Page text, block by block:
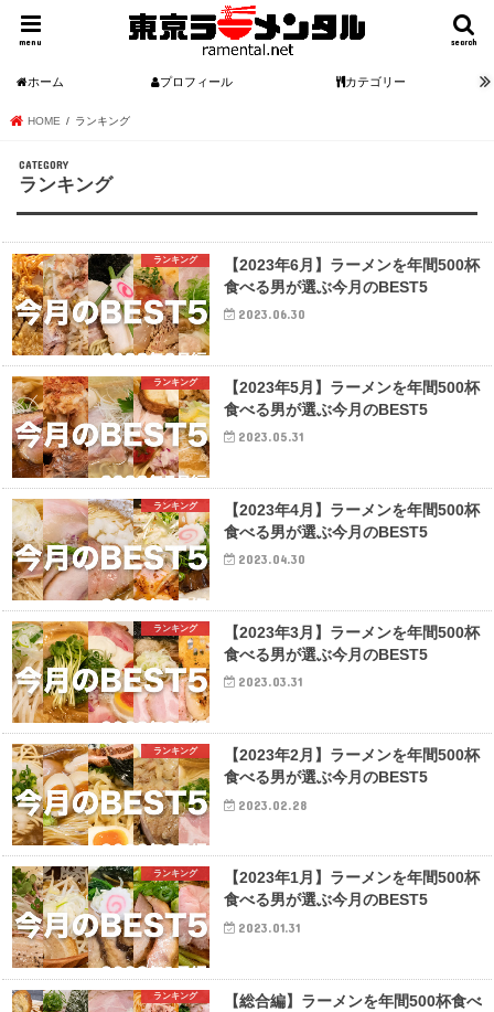
search
menu
ホーム プロフィール カテゴリー
HOME ランキング
ランキング
ランキング
【2023年6月】ラーメンを年間500杯
食べる男が選ぶ今月のBEST5
2023.06.30
ランキング
【2023年5月】ラーメンを年間500杯
食べる男が選ぶ今月のBEST5
2023.05.31
ランキング
【2023年4月】ラーメンを年間500杯
食べる男が選ぶ今月のBEST5
2023.04.30
ランキング
【2023年3月】ラーメンを年間500杯
食べる男が選ぶ今月のBEST5
2023.03.31
ランキング
【2023年2月】ラーメンを年間500杯
食べる男が選ぶ今月のBEST5
2023.02.28
ランキング
【2023年1月】ラーメンを年間500杯
食べる男が選ぶ今月のBEST5
2023.01.31
ランキング
【総合編】ラーメンを年間500杯食べ